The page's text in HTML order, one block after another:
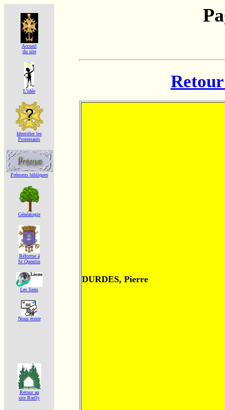
Accueil
du site
L'idée
Identifier les
Protestants
Prénoms bibliques
Généalogie
Réforme á
St Quentin
Les liens
Nous écrire
Retour au
site Rœlly
DURDES, Pierre